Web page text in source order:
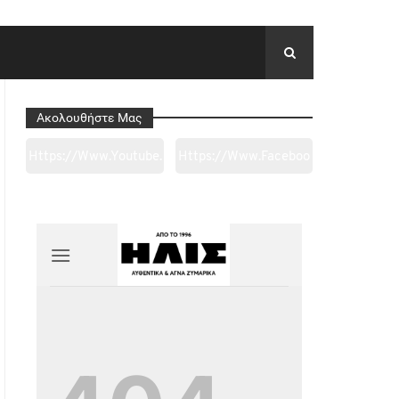
Ακολουθήστε Μας
2ge3sheyTkgpAkeBan
Ref=pages_you_mana